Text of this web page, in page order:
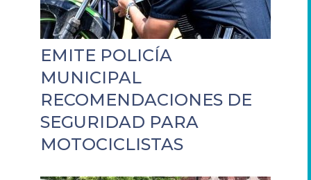
EMITE POLICÍA
MUNICIPAL
RECOMENDACIONES DE
SEGURIDAD PARA
MOTOCICLISTAS